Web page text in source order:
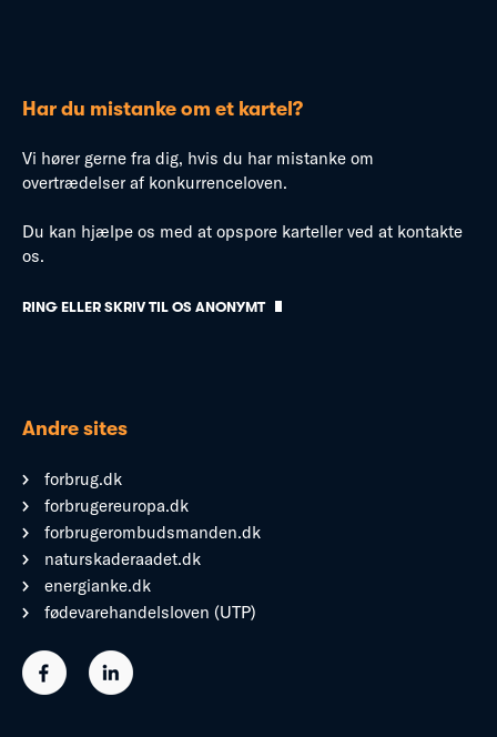
Har du mistanke om et kartel?
Vi hører gerne fra dig, hvis du har mistanke om
overtrædelser af konkurrenceloven.
Du kan hjælpe os med at opspore karteller ved at kontakte
os.
RING ELLER SKRIV TIL OS ANONYMT
Andre sites
forbrug.dk
forbrugereuropa.dk
forbrugerombudsmanden.dk
naturskaderaadet.dk
energianke.dk
fødevarehandelsloven (UTP)